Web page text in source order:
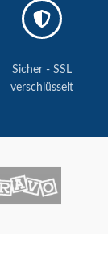
Sicher - SSL
verschlüsselt